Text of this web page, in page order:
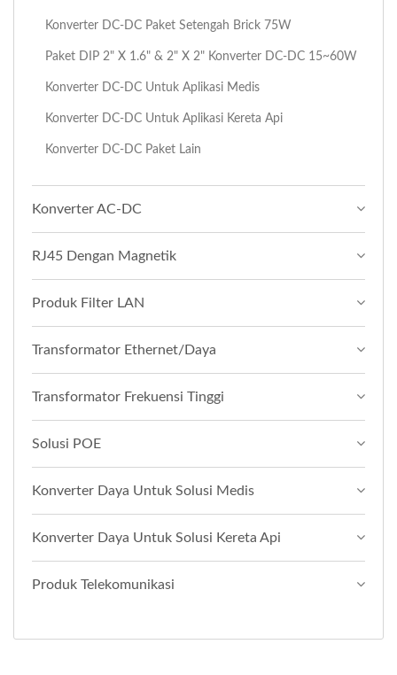
Konverter DC-DC Paket Setengah Brick 75W
Paket DIP 2" X 1.6" & 2" X 2" Konverter DC-DC 15~60W
Konverter DC-DC Untuk Aplikasi Medis
Konverter DC-DC Untuk Aplikasi Kereta Api
Konverter DC-DC Paket Lain
Konverter AC-DC
RJ45 Dengan Magnetik
Produk Filter LAN
Transformator Ethernet/Daya
Transformator Frekuensi Tinggi
Solusi POE
Konverter Daya Untuk Solusi Medis
Konverter Daya Untuk Solusi Kereta Api
Produk Telekomunikasi